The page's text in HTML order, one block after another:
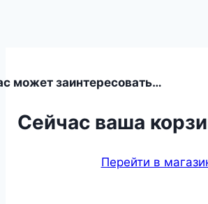
может заинтересовать…
Сейчас ваша
Перейти в